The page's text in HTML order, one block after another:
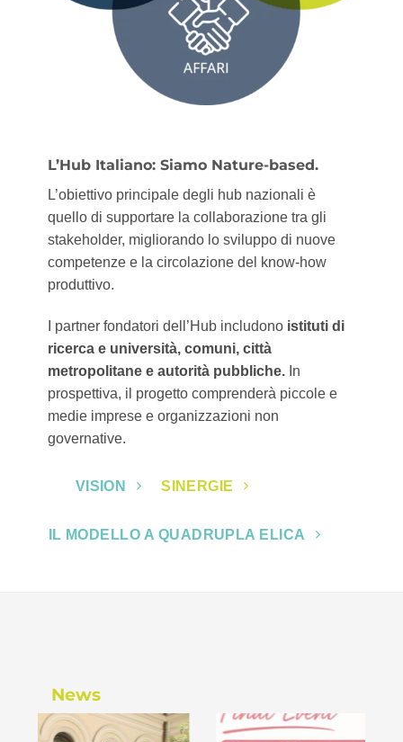
L’Hub Italiano: Siamo Nature-based.
L’obiettivo principale degli hub nazionali è
quello di supportare la collaborazione tra gli
stakeholder, migliorando lo sviluppo di nuove
competenze e la circolazione del know-how
produttivo.
I partner fondatori dell’Hub includono istituti di
ricerca e università, comuni, città
metropolitane e autorità pubbliche.In
prospettiva, il progetto comprenderà piccole e
medie imprese e organizzazioni non
governative.
VISION SINERGIE
IL MODELLO A QUADRUPLA ELICA
News